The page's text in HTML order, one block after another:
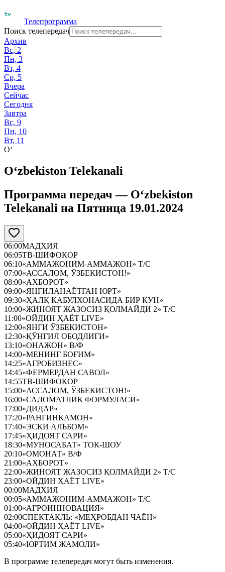
Телепрограмма
Поиск телепередач
Архив
Вс, 2
Пн, 3
Вт, 4
Ср, 5
Вчера
Сейчас
Сегодня
Завтра
Вс, 9
Пн, 10
Вт, 11
O‘
O‘zbekiston Telekanali
Программа передач — O‘zbekiston
Telekanali на Пятница 19.01.2024
06:00МАДҲИЯ
06:05ТВ-ШИФОКОР
06:10«АММАЖОНИМ-АММАЖОН» Т/С
07:00«АССАЛОМ, ЎЗБЕКИСТОН!»
08:00«АХБОРОТ»
09:00«ЯНГИЛАНАЁТГАН ЮРТ»
09:30«ҲАЛҚ КАБУЛХОНАСИДА БИР КУН»
10:00«ЖИНОЯТ ЖАЗОСИЗ ҚОЛМАЙДИ 2» Т/С
11:00«ОЙДИН ҲАЁТ LIVE»
12:00«ЯНГИ ЎЗБЕКИСТОН»
12:30«ҚЎНГИЛ ОБОДЛИГИ»
13:10«ОНАЖОН» В/Ф
14:00«МЕНИНГ БОҒИМ»
14:25«АГРОБИЗНЕС»
14:45«ФЕРМЕРДАН САВОЛ»
14:55ТВ-ШИФОКОР
15:00«АССАЛОМ, ЎЗБЕКИСТОН!»
16:00«САЛОМАТЛИК ФОРМУЛАСИ»
17:00«ДИДАР»
17:20«РАНГИНКАМОН»
17:40«ЭСКИ АЛЬБОМ»
17:45«ҲИДОЯТ САРИ»
18:30«МУНОСАБАТ» ТОК-ШОУ
20:10«ОМОНАТ» В/Ф
21:00«АХБОРОТ»
22:00«ЖИНОЯТ ЖАЗОСИЗ ҚОЛМАЙДИ 2» Т/С
23:00«ОЙДИН ҲАЁТ LIVE»
00:00МАДҲИЯ
00:05«АММАЖОНИМ-АММАЖОН» Т/С
01:00«АГРОИННОВАЦИЯ»
02:00СПЕКТАКЛЬ: «МЕҲРОБДАН ЧАЁН»
04:00«ОЙДИН ҲАЁТ LIVE»
05:00«ҲИДОЯТ САРИ»
05:40«ЮРТИМ ЖАМОЛИ»
В программе телепередач могут быть изменения.